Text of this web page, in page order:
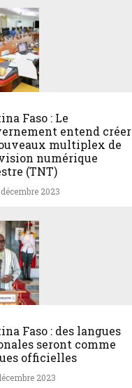
Faso : Le
entend créer
multiplex de
numérique
(TNT)
2023
Faso : des langues
seront comme
officielles
2023